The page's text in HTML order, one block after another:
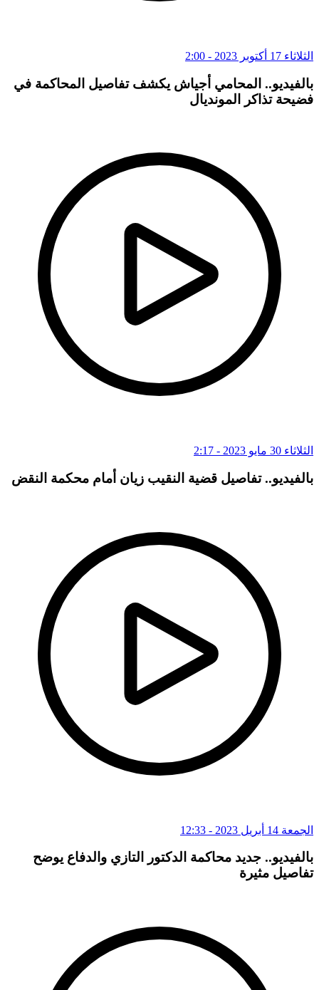
الثلاثاء 17 أكتوبر 2023 - 2:00
بالفيديو.. المحامي أجياش يكشف تفاصيل المحاكمة في
فضيحة تذاكر المونديال
الثلاثاء 30 مايو 2023 - 2:17
بالفيديو.. تفاصيل قضية النقيب زيان أمام محكمة النقض
الجمعة 14 أبريل 2023 - 12:33
بالفيديو.. جديد محاكمة الدكتور التازي والدفاع يوضح
تفاصيل مثيرة